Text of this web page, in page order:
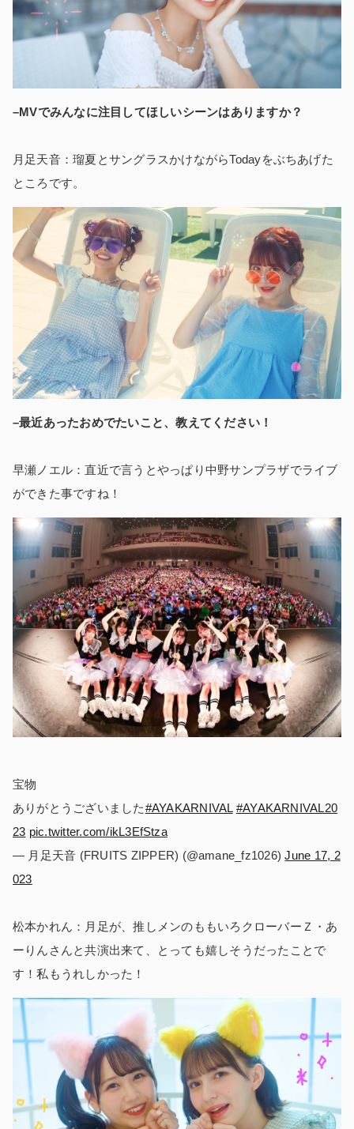
–MVでみんなに注目してほしいシーンはありますか？
月足天音：瑠夏とサングラスかけながらTodayをぶちあげた
ところです。
–最近あったおめでたいこと、教えてください！
早瀬ノエル：直近で言うとやっぱり中野サンプラザでライブ
ができた事ですね！
宝物
ありがとうございました#AYAKARNIVAL #AYAKARNIVAL20
23 pic.twitter.com/ikL3EfStza
— 月足天音 (FRUITS ZIPPER) (@amane_fz1026)June 17, 2
023
松本かれん：月足が、推しメンのももいろクローバーＺ・あ
ーりんさんと共演出来て、とっても嬉しそうだったことで
す！私もうれしかった！